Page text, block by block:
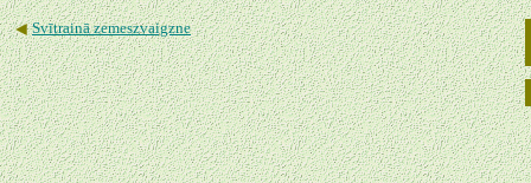
◄Svītrainā zemeszvaigzne
◄